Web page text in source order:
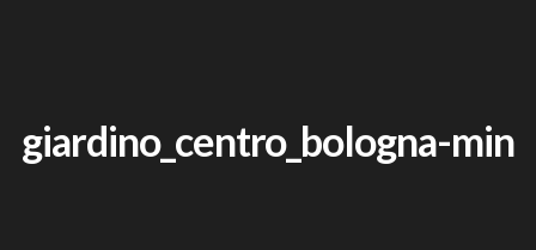
giardino_centro_bologna-min